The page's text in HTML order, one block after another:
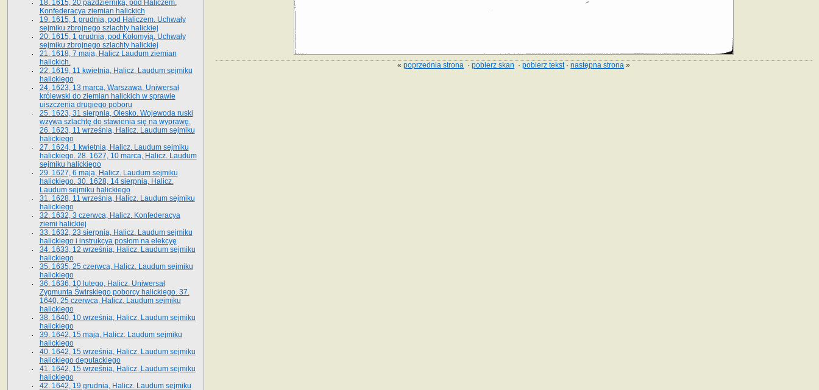
«poprzednia strona ·pobierz skan ·pobierz tekst·następna strona »
18. 1615, 20 października, pod Haliczem.
Konfederacya ziemian halickich
19. 1615, 1 grudnia, pod Haliczem. Uchwały
sejmiku zbrojnego szlachty halickiej
20. 1615, 1 grudnia, pod Kołomyją. Uchwały
sejmiku zbrojnego szlachty halickiej
21. 1618, 7 maja, Halicz Laudum ziemian
halickich.
22. 1619, 11 kwietnia, Halicz. Laudum sejmiku
halickiego
24. 1623, 13 marca, Warszawa. Uniwersał
królewski do ziemian halickich w sprawie
uiszczenia drugiego poboru
25. 1623, 31 sierpnia, Olesko. Wojewoda ruski
wzywa szlachtę do stawienia się na wyprawę.
26. 1623, 11 września, Halicz. Laudum sejmiku
halickiego
27. 1624, 1 kwietnia, Halicz. Laudum sejmiku
halickiego. 28. 1627, 10 marca, Halicz. Laudum
sejmiku halickiego
29. 1627, 6 maja, Halicz. Laudum sejmiku
halickiego. 30. 1628, 14 sierpnia, Halicz.
Laudum sejmiku halickiego
31. 1628, 11 września, Halicz. Laudum sejmiku
halickiego
32. 1632, 3 czerwca, Halicz. Konfederacya
ziemi halickiej
33. 1632, 23 sierpnia, Halicz. Laudum sejmiku
halickiego i instrukcya posłom na elekcyę
34. 1633, 12 września, Halicz. Laudum sejmiku
halickiego
35. 1635, 25 czerwca, Halicz. Laudum sejmiku
halickiego
36. 1636, 10 lutego, Halicz. Uniwersał
Zygmunta Świrskiego poborcy halickiego. 37.
1640, 25 czerwca, Halicz. Laudum sejmiku
halickiego
38. 1640, 10 września, Halicz. Laudum sejmiku
halickiego
39. 1642, 15 maja, Halicz. Laudum sejmiku
halickiego
40. 1642, 15 września, Halicz. Laudum sejmiku
halickiego deputackiego
41. 1642, 15 września, Halicz. Laudum sejmiku
halickiego
42. 1642, 19 grudnia, Halicz. Laudum sejmiku